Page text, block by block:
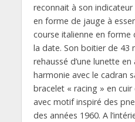
reconnait à son
en forme de jauge à
course italienne en forme
la date. Son boitier de 43
rehaussé d’une lunette
harmonie avec le cadran
bracelet « racing » en
avec motif inspiré des
des années 1960. A